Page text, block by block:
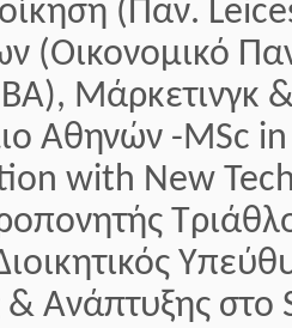
(Παν.
(Οικονομικό
Μάρκετινγκ
Αθηνών -MSc
with New
& Ανάπτυξης